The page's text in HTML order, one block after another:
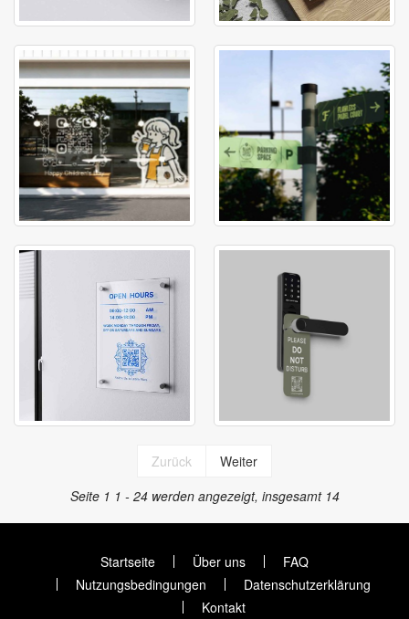
Zurück
Weiter
Seite 1 1 - 24 werden angezeigt, insgesamt 14
Startseite Über uns
FAQ
Nutzungsbedingungen
Datenschutzerklärung
Kontakt